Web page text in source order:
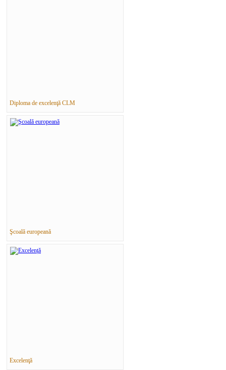
Diploma de excelenţă CLM
Şcoală europeană
Excelenţă